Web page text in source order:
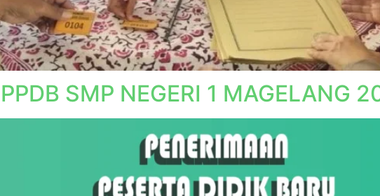
SMP NEGERI 1 MAGELANG